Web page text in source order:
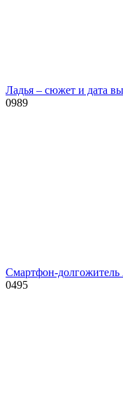
Ладья – сюжет и дата
0989
Смартфон-долгожитель
0495